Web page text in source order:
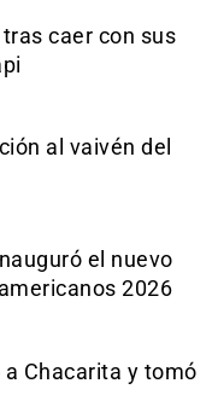
caer con sus
al vaivén del
el nuevo
2026
Chacarita y tomó